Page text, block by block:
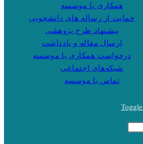
همکاری با موسسه
حمایت از رساله های دانشجویی
پیشنهاد طرح پژوهشی
ارسال مقاله و یادداشت
درخواست همکاری با موسسه
شبکه‌های اجتماعی
تماس با موسسه